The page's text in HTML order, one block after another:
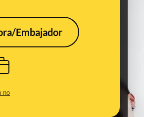
Embajador
no